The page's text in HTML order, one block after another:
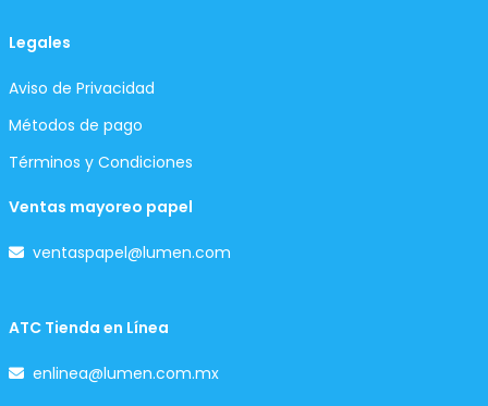
Legales
Aviso de Privacidad
Métodos de pago
Términos y Condiciones
Ventas mayoreo papel
ventaspapel@lumen.com
ATC Tienda en Línea
enlinea@lumen.com.mx